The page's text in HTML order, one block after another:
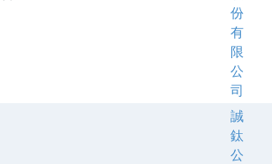
份
有
限
公
司
誠
鈦
公